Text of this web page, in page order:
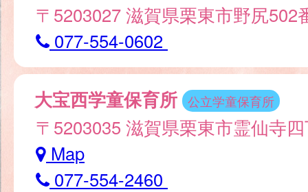
〒5203027 滋賀県栗東市野尻502
077-554-0602
大宝西学童保育所 公立学童保育所
〒5203035 滋賀県栗東市霊仙寺
Map
077-554-2460